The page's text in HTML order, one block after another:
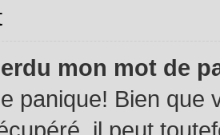
mon mot de
panique! Bien que